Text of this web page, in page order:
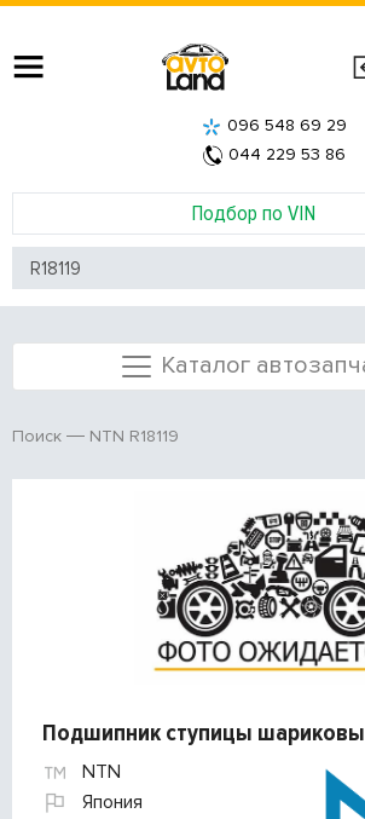
Подбор по VIN
096 548 69 29
044 229 53 86
Каталог
Поиск NTN R18119
Подшипник ступицы
NTN
Япония